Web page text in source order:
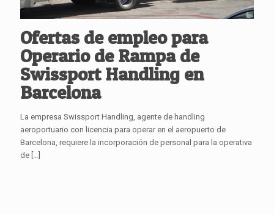
Ofertas de empleo para
Operario de Rampa de
Swissport Handling en
Barcelona
La empresa Swissport Handling, agente de handling
aeroportuario con licencia para operar en el aeropuerto de
Barcelona, requiere la incorporación de personal para la operativa
de